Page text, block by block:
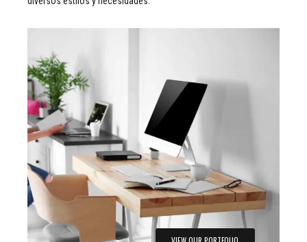
diversos estilos y necesidades.